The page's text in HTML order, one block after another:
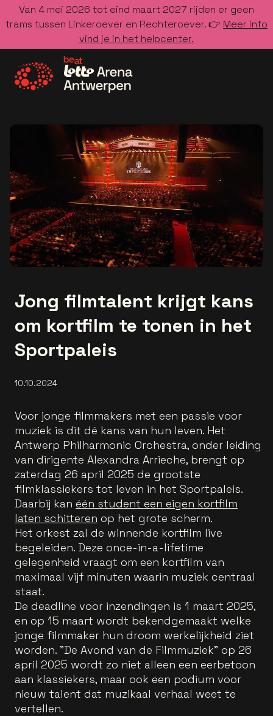
Van 4 mei 2026 tot eind maart 2027 rijden er geen
trams tussen Linkeroever en Rechteroever. 👉 Meer info
vind je in het helpcenter.
Jong filmtalent krijgt kans
om kortfilm te tonen in het
Sportpaleis
10.10.2024
Voor jonge filmmakers met een passie voor
muziek is dit dé kans van hun leven. Het
Antwerp Philharmonic Orchestra, onder leiding
van dirigente Alexandra Arrieche, brengt op
zaterdag 26 april 2025 de grootste
filmklassiekers tot leven in het Sportpaleis.
Daarbij kan één student een eigen kortfilm
laten schitteren op het grote scherm.
Het orkest zal de winnende kortfilm live
begeleiden. Deze once-in-a-lifetime
gelegenheid vraagt om een kortfilm van
maximaal vijf minuten waarin muziek centraal
staat.
De deadline voor inzendingen is 1 maart 2025,
en op 15 maart wordt bekendgemaakt welke
jonge filmmaker hun droom werkelijkheid ziet
worden. "De Avond van de Filmmuziek" op 26
april 2025 wordt zo niet alleen een eerbetoon
aan klassiekers, maar ook een podium voor
nieuw talent dat muzikaal verhaal weet te
vertellen.